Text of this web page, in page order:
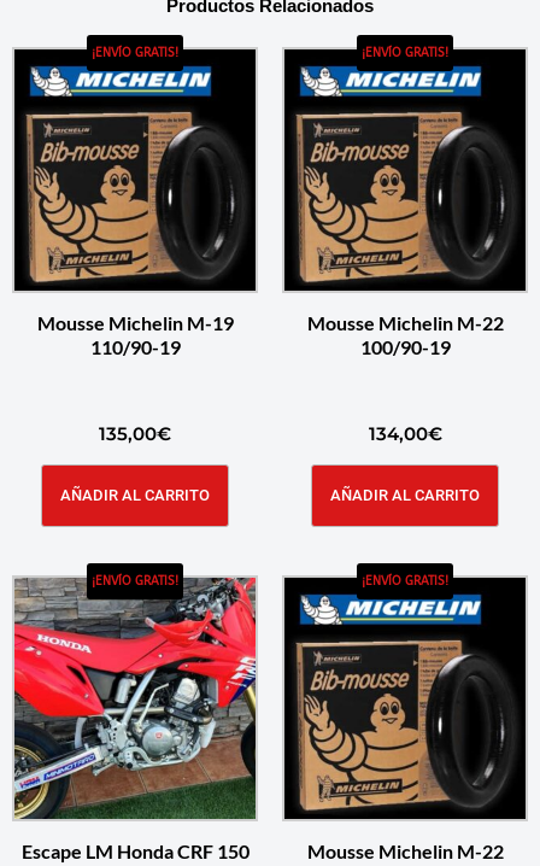
Productos Relacionados
¡ENVÍO GRATIS!
Mousse Michelin M-19
110/90-19
135,00€
AÑADIR AL CARRITO
¡ENVÍO GRATIS!
Mousse Michelin M-22
100/90-19
134,00€
AÑADIR AL CARRITO
¡ENVÍO GRATIS!
Escape LM Honda CRF 150
¡ENVÍO GRATIS!
Mousse Michelin M-22